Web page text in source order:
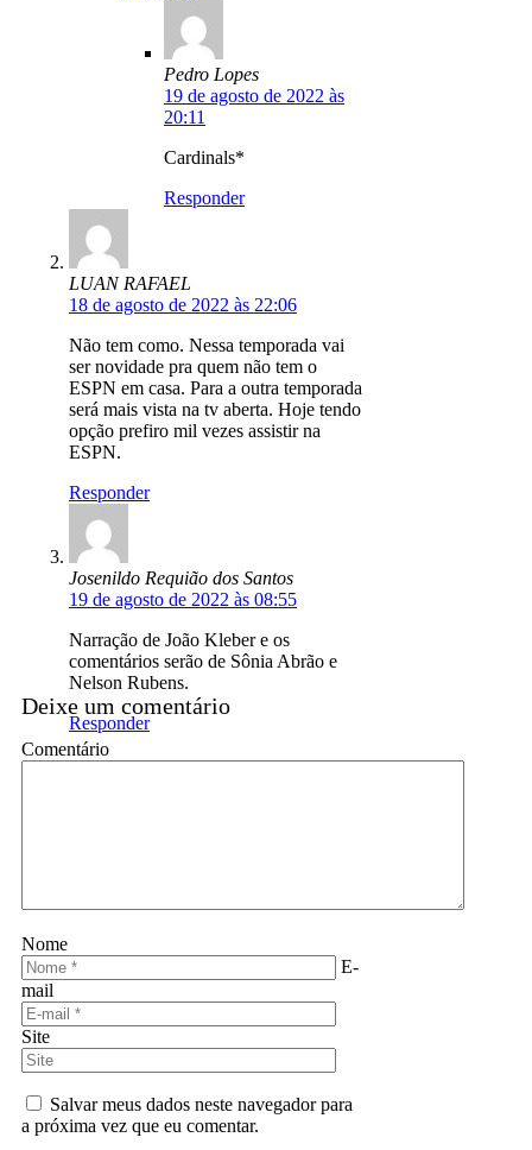
Pedro Lopes
19 de agosto de 2022 às
20:11
Cardinals*
Responder
LUAN RAFAEL
18 de agosto de 2022 às 22:06
Não tem como. Nessa temporada vai
ser novidade pra quem não tem o
ESPN em casa. Para a outra temporada
será mais vista na tv aberta. Hoje tendo
opção prefiro mil vezes assistir na
ESPN.
Responder
Josenildo Requião dos Santos
19 de agosto de 2022 às 08:55
Narração de João Kleber e os
comentários serão de Sônia Abrão e
Nelson Rubens.
Responder
Deixe um comentário
Comentário
Nome
E-
mail
Site
Salvar meus dados neste navegador para
a próxima vez que eu comentar.